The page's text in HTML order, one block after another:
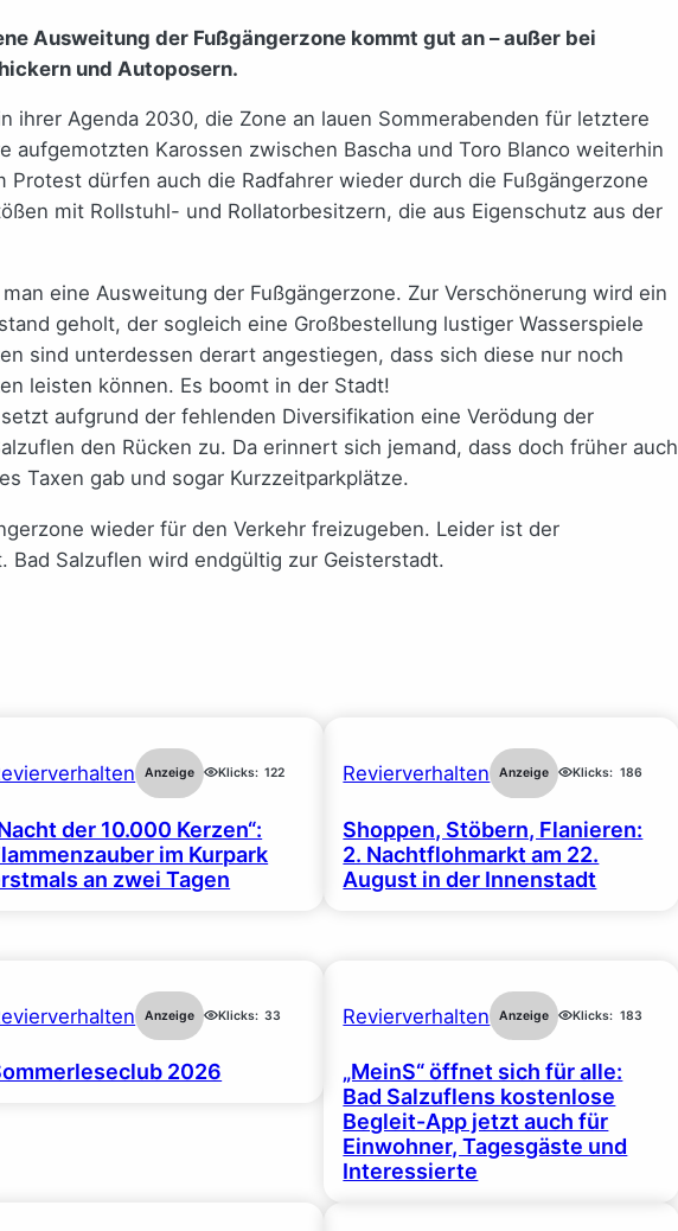
Ausweitung der Fußgängerzone kommt gut an – außer bei
und Autoposern.
ihrer Agenda 2030, die Zone an lauen Sommerabenden für letztere
aufgemotzten Karossen zwischen Bascha und Toro Blanco weiterhin
dürfen auch die Radfahrer wieder durch die Fußgängerzone
mit Rollstuhl- und Rollatorbesitzern, die aus Eigenschutz aus der
eine Ausweitung der Fußgängerzone. Zur Verschönerung wird ein
geholt, der sogleich eine Großbestellung lustiger Wasserspiele
sind unterdessen derart angestiegen, dass sich diese nur noch
leisten können. Es boomt in der Stadt!
aufgrund der fehlenden Diversifikation eine Verödung der
den Rücken zu. Da erinnert sich jemand, dass doch früher auch
Taxen gab und sogar Kurzzeitparkplätze.
wieder für den Verkehr freizugeben. Leider ist der
Bad Salzuflen wird endgültig zur Geisterstadt.
Anzeige Klicks: 122
der 10.000 Kerzen“:
im Kurpark
an zwei Tagen
Revierverhalten Anzeige Klicks: 186
Shoppen, Stöbern, Flanieren:
2. Nachtflohmarkt am 22.
August in der Innenstadt
Anzeige Klicks: 33
2026
Revierverhalten Anzeige Klicks: 183
„MeinS“ öffnet sich für alle:
Bad Salzuflens kostenlose
Begleit-App jetzt auch für
Einwohner, Tagesgäste und
Interessierte